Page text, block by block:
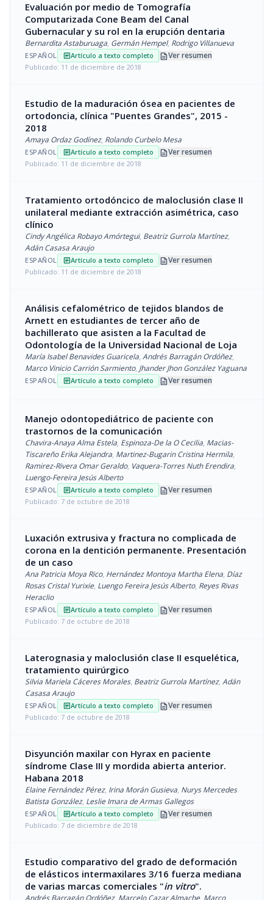
Evaluación por medio de Tomografía
Computarizada Cone Beam del Canal
Gubernacular y su rol en la erupción dentaria
Bernardita Astaburuaga, Germán Hempel, Rodrigo Villanueva
ESPAÑOL articleArtículo a texto completo descriptionVer resumen
Publicado: 11 de diciembre de 2018
Estudio de la maduración ósea en pacientes de
ortodoncia, clínica "Puentes Grandes", 2015 -
2018
Amaya Ordaz Godínez, Rolando Curbelo Mesa
ESPAÑOL articleArtículo a texto completo descriptionVer resumen
Publicado: 11 de diciembre de 2018
Tratamiento ortodóncico de maloclusión clase II
unilateral mediante extracción asimétrica, caso
clínico
Cindy Angélica Robayo Amórtegui, Beatriz Gurrola Martínez,
Adán Casasa Araujo
ESPAÑOL articleArtículo a texto completo descriptionVer resumen
Publicado: 11 de diciembre de 2018
Análisis cefalométrico de tejidos blandos de
Arnett en estudiantes de tercer año de
bachillerato que asisten a la Facultad de
Odontología de la Universidad Nacional de Loja
María Isabel Benavides Guaricela, Andrés Barragán Ordóñez,
Marco Vinicio Carrión Sarmiento, Jhander Jhon González Yaguana
ESPAÑOL articleArtículo a texto completo descriptionVer resumen
Manejo odontopediátrico de paciente con
trastornos de la comunicación
Chavira-Anaya Alma Estela, Espinoza-De la O Cecilia, Macias-
Tiscareño Erika Alejandra, Martinez-Bugarin Cristina Hermila,
Ramirez-Rivera Omar Geraldo, Vaquera-Torres Nuth Erendira,
Luengo-Fereira Jesús Alberto
ESPAÑOL articleArtículo a texto completo descriptionVer resumen
Publicado: 7 de octubre de 2018
Luxación extrusiva y fractura no complicada de
corona en la dentición permanente. Presentación
de un caso
Ana Patricia Moya Rico, Hernández Montoya Martha Elena, Díaz
Rosas Cristal Yurixie, Luengo Fereira Jesús Alberto, Reyes Rivas
Heraclio
ESPAÑOL articleArtículo a texto completo descriptionVer resumen
Publicado: 7 de octubre de 2018
Laterognasia y maloclusión clase II esquelética,
tratamiento quirúrgico
Silvia Mariela Cáceres Morales, Beatriz Gurrola Martínez, Adán
Casasa Araujo
ESPAÑOL articleArtículo a texto completo descriptionVer resumen
Publicado: 7 de octubre de 2018
Disyunción maxilar con Hyrax en paciente
síndrome Clase III y mordida abierta anterior.
Habana 2018
Elaine Fernández Pérez, Irina Morán Gusieva, Nurys Mercedes
Batista González, Leslie Imara de Armas Gallegos
ESPAÑOL articleArtículo a texto completo descriptionVer resumen
Publicado: 7 de diciembre de 2018
Estudio comparativo del grado de deformación
de elásticos intermaxilares 3/16 fuerza mediana
de varias marcas comerciales "in vitro".
Andrés Barragán Ordóñez, Marcelo Cazar Almache, Marco